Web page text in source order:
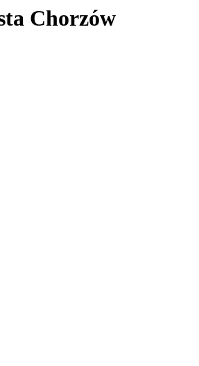
Chorzów